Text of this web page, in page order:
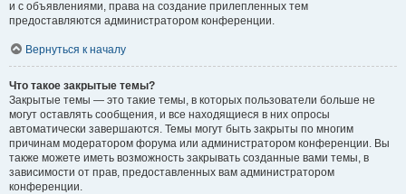
и с объявлениями, права на создание прилепленных тем
предоставляются администратором конференции.
Вернуться к началу
Что такое закрытые темы?
Закрытые темы — это такие темы, в которых пользователи больше не
могут оставлять сообщения, и все находящиеся в них опросы
автоматически завершаются. Темы могут быть закрыты по многим
причинам модератором форума или администратором конференции. Вы
также можете иметь возможность закрывать созданные вами темы, в
зависимости от прав, предоставленных вам администратором
конференции.